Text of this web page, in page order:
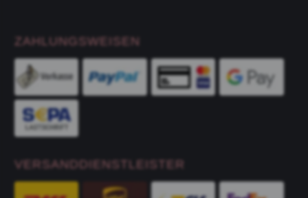
ZAHLUNGSWEISEN
VERSANDDIENSTLEISTER